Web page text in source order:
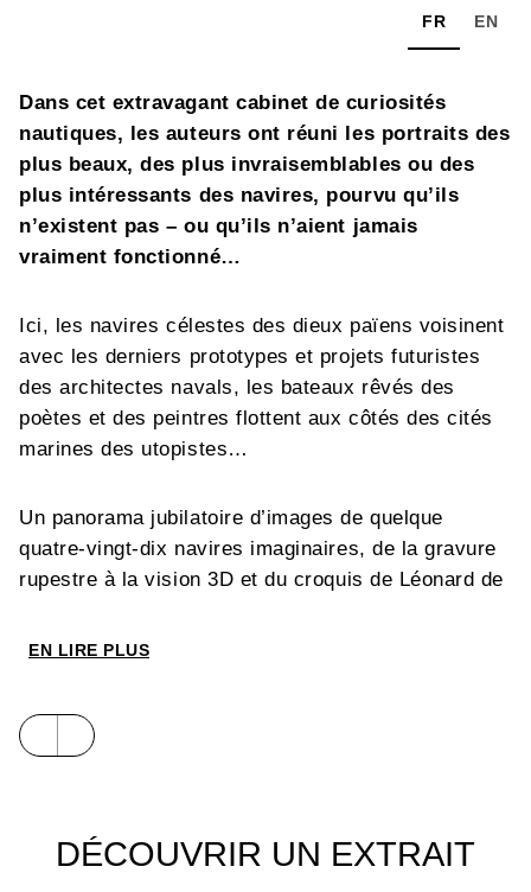
FR EN
Dans cet extravagant cabinet de curiosités
nautiques, les auteurs ont réuni les portraits des
plus beaux, des plus invraisemblables ou des
plus intéressants des navires, pourvu qu’ils
n’existent pas – ou qu’ils n’aient jamais
vraiment fonctionné…
Ici, les navires célestes des dieux païens voisinent
avec les derniers prototypes et projets futuristes
des architectes navals, les bateaux rêvés des
poètes et des peintres flottent aux côtés des cités
marines des utopistes…
Un panorama jubilatoire d’images de quelque
quatre-vingt-dix navires imaginaires, de la gravure
rupestre à la vision 3D et du croquis de Léonard de
et de la diversité des représentations, ces navires
maritime. Une collection unique – et elle-même
imaginaire – qui célèbre le pouvoir de l’imagination
EN LIRE PLUS
DÉCOUVRIR UN EXTRAIT